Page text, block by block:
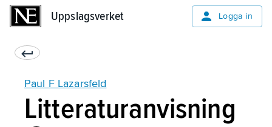
Uppslagsverket Logga in
Paul F Lazarsfeld
Litteraturanvisning